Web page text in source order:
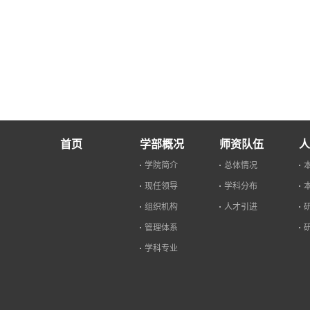
首页 学部概况
学院简介
现任领导
组织机构
管理体系
学科专业
师资队伍
总体情况
学科分布
人才引进